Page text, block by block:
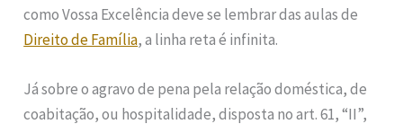
como Vossa Excelência deve se lembrar das aulas de
Direito de Família, a linha reta é infinita.
Já sobre o agravo de pena pela relação doméstica, de
coabitação, ou hospitalidade, disposta no art. 61, “II”,